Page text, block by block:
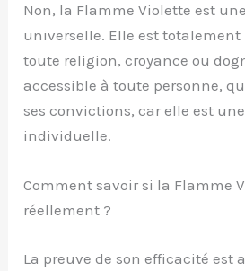
Non, la Flamme Violette est
universelle. Elle est
toute religion, croyance ou
accessible à toute personne,
ses convictions, car elle est
individuelle.
Comment savoir si la Flamme
réellement ?
La preuve de son efficacité est